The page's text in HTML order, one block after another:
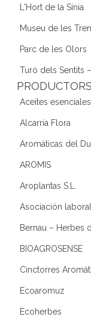
L'Hort de la Sínia
Museu de les
Parc de les Olors
Turó dels Sentits
PRODUCTORS
Aceites
Alcarria Flora
Aromáticas del
AROMIS
Aroplantas S.L.
Asociación
Bernau – Herbes
BIOAGROSENSE
Cinctorres
Ecoaromuz
Ecoherbes